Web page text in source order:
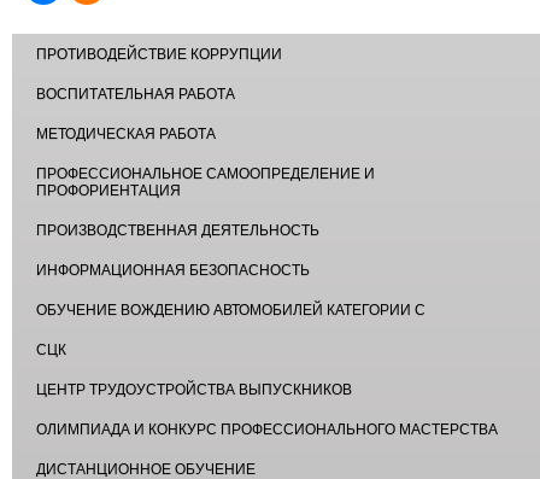
ПРОТИВОДЕЙСТВИЕ КОРРУПЦИИ
ВОСПИТАТЕЛЬНАЯ РАБОТА
МЕТОДИЧЕСКАЯ РАБОТА
ПРОФЕССИОНАЛЬНОЕ САМООПРЕДЕЛЕНИЕ И
ПРОФОРИЕНТАЦИЯ
ПРОИЗВОДСТВЕННАЯ ДЕЯТЕЛЬНОСТЬ
ИНФОРМАЦИОННАЯ БЕЗОПАСНОСТЬ
ОБУЧЕНИЕ ВОЖДЕНИЮ АВТОМОБИЛЕЙ КАТЕГОРИИ С
СЦК
ЦЕНТР ТРУДОУСТРОЙСТВА ВЫПУСКНИКОВ
ОЛИМПИАДА И КОНКУРС ПРОФЕССИОНАЛЬНОГО МАСТЕРСТВА
ДИСТАНЦИОННОЕ ОБУЧЕНИЕ